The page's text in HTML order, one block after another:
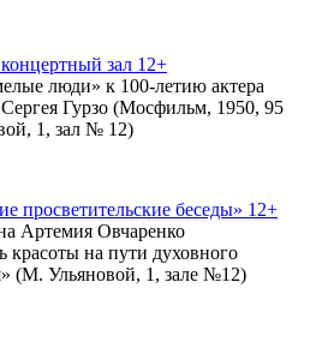
зал 12+
люди» к 100-летию актера
Гурзо (Мосфильм, 1950, 95
1, зал № 12)
просветительские беседы» 12+
Артемия Овчаренко
красоты на пути духовного
(М. Ульяновой, 1, зале №12)